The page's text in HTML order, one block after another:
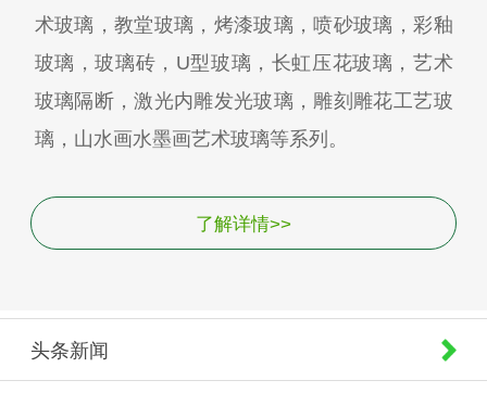
术玻璃，教堂玻璃，烤漆玻璃，喷砂玻璃，彩釉
玻璃，玻璃砖，U型玻璃，长虹压花玻璃，艺术
玻璃隔断，激光内雕发光玻璃，雕刻雕花工艺玻
璃，山水画水墨画艺术玻璃等系列。
了解详情>>
头条新闻